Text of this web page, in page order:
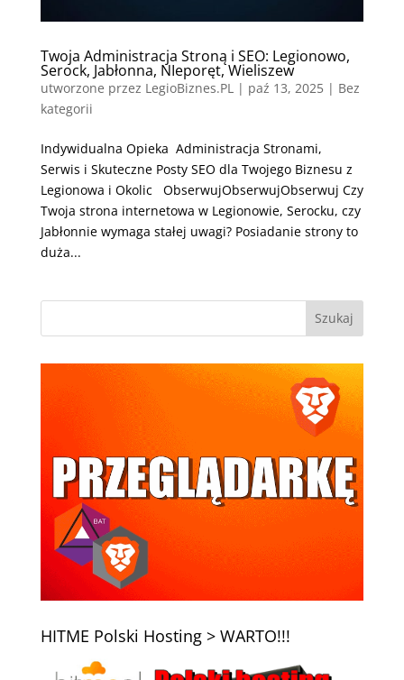
Twoja Administracja Stroną i SEO: Legionowo,
Serock, Jabłonna, NIeporęt, Wieliszew
utworzone przez LegioBiznes.PL | paź 13, 2025| Bez
kategorii
Indywidualna Opieka Administracja Stronami,
Serwis i Skuteczne Posty SEO dla Twojego Biznesu z
Legionowa i Okolic ObserwujObserwujObserwuj Czy
Twoja strona internetowa w Legionowie, Serocku, czy
Jabłonnie wymaga stałej uwagi? Posiadanie strony to
duża...
HITME Polski Hosting > WARTO!!!